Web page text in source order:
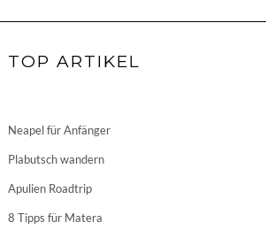
TOP ARTIKEL
Neapel für Anfänger
Plabutsch wandern
Apulien Roadtrip
8 Tipps für Matera